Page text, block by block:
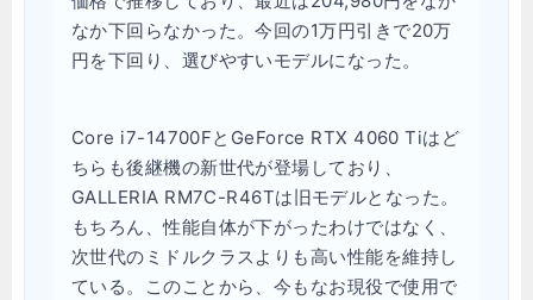
なか下回らなかった。今回の1万円引きで20万
円を下回り、選びやすいモデルになった。
Core i7-14700FとGeForce RTX 4060 Tiはど
ちらも後継機の新世代が登場しており、
GALLERIA RM7C-R46Tは旧モデルとなった。
もちろん、性能自体が下がったわけではなく、
次世代のミドルクラスよりも高い性能を維持し
ている。このことから、今もなお現役で使用で